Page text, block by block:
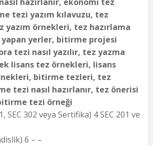
tezi yazım kılavuzu, tez
yazım örnekleri, tez hazırlama
yerler, bitirme projesi
tezi nasıl yazılır, tez yazma
lisans tez örnekleri, lisans
bitirme tezleri, tez
tezi nasıl hazırlanır, tez önerisi
tezi örneği
SEC 302 veya Sertifika) 4 SEC 201 ve
6 – –